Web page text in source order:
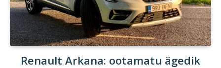
Renault Arkana: ootamatu ägedik